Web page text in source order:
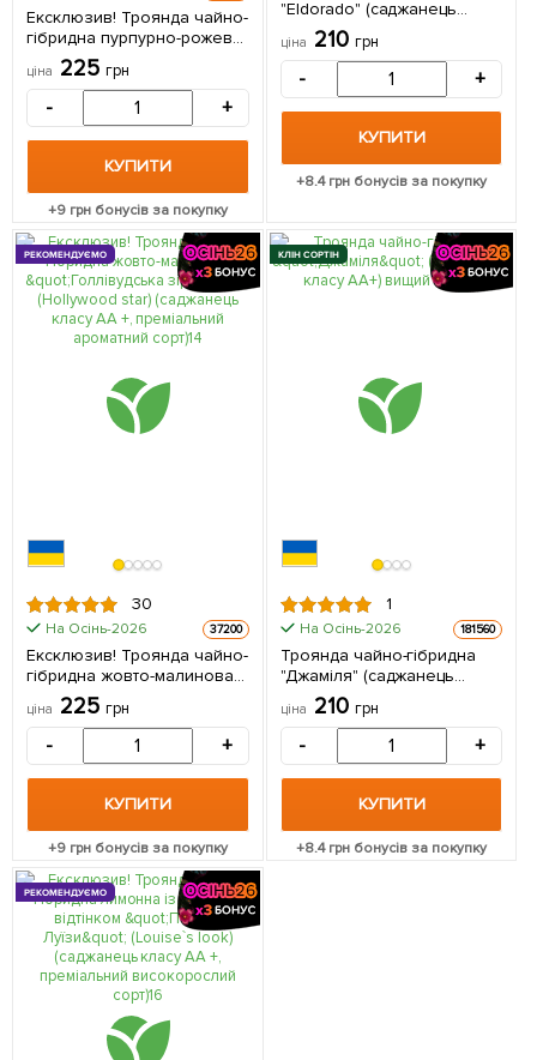
Ексклюзив! Троянда чайно-
гібридна пурпурно-рожева
"Мадмуазель"
(Mademoiselle) (сорт на
дуже смачне варення) 1
саджанець в упаковці
ціна 225 грн
- +
КУПИТИ
+9 грн бонусів за покупку
"Eldorado" (саджанець
класу АА+) вищий сорт 1
саджанець в упаковці
ціна 210 грн
- +
КУПИТИ
+8.4грн бонусів за покупку
РЕКОМЕНДУЄМО
30
На Осінь-2026 37200
Ексклюзив! Троянда чайно-
гібридна жовто-малинова
"Голлівудська зірка"
(Hollywood star) (саджанець
класу АА +, преміальний
ароматний сорт) 1
саджанець в упаковці
ціна 225 грн
- +
КУПИТИ
+9 грн бонусів за покупку
КЛІН СОРТІН
1
На Осінь-2026 181560
Троянда чайно-гібридна
"Джаміля" (саджанець
класу АА+) вищий сорт 1
саджанець в упаковці
ціна 210 грн
- +
КУПИТИ
+8.4грн бонусів за покупку
РЕКОМЕНДУЄМО